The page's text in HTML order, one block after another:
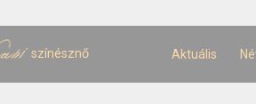
színésznő Aktuális